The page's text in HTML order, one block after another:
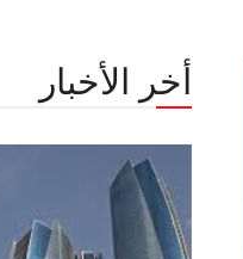
أخر الأخبار